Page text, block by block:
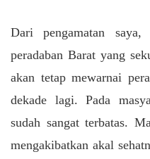
Dari pengamatan
peradaban Barat yang
akan tetap mewarnai
dekade lagi. Pada
sudah sangat terbatas.
mengakibatkan akal